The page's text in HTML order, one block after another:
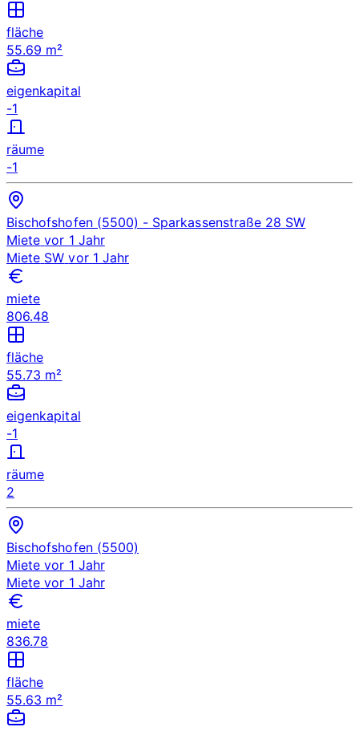
fläche
55.69 m²
eigenkapital
-1
räume
-1
Bischofshofen (5500) - Sparkassenstraße 28 SW
Miete vor 1 Jahr
Miete SW vor 1 Jahr
miete
806.48
fläche
55.73 m²
eigenkapital
-1
räume
2
Bischofshofen (5500)
Miete vor 1 Jahr
Miete vor 1 Jahr
miete
836.78
fläche
55.63 m²